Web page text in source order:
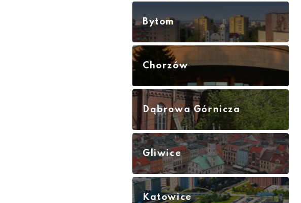
Bytom
Chorzów
Dąbrowa Górnicza
Gliwice
Katowice